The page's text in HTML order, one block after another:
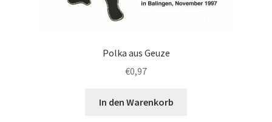
Polka aus Geuze
€0,97
In den Warenkorb